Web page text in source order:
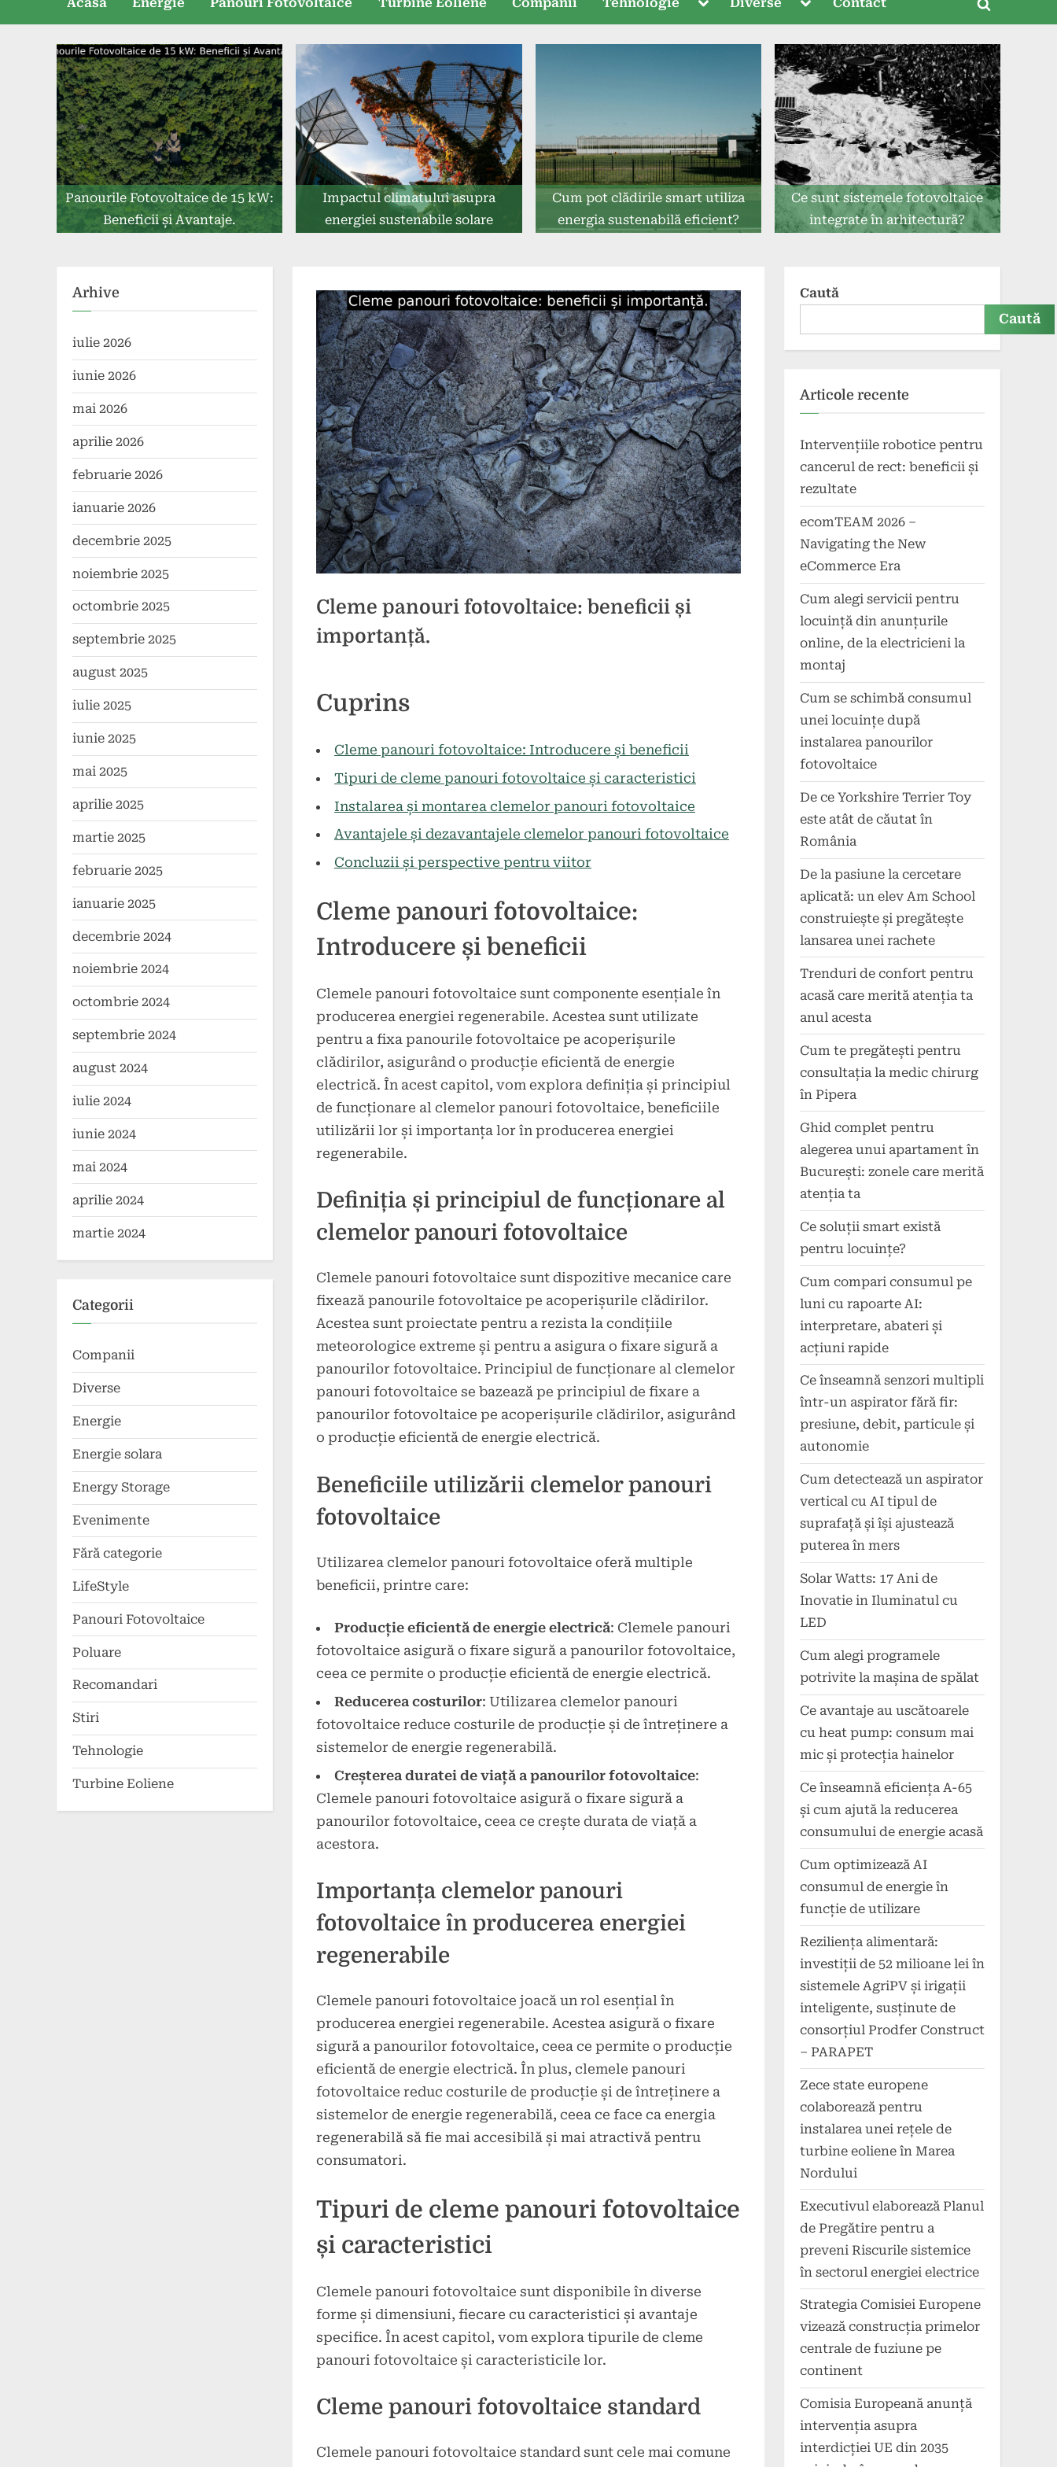
menu
menu
Toggle
form
Panourile Fotovoltaice de 15 kW:
Beneficii și Avantaje.
Impactul climatului asupra
energiei sustenabile solare
Cum pot clădirile smart utiliza
energia sustenabilă eficient?
Ce sunt sistemele fotovoltaice
integrate în arhitectură?
Cleme panouri fotovoltaice: beneficii și
importanță.
on
mai
comentariula
panouri
beneficii
și
importanță.
Cuprins
Cleme panouri fotovoltaice: Introducere și beneficii
Tipuri de cleme panouri fotovoltaice și caracteristici
Instalarea și montarea clemelor panouri fotovoltaice
Avantajele și dezavantajele clemelor panouri fotovoltaice
Concluzii și perspective pentru viitor
Cleme panouri fotovoltaice:
Introducere și beneficii
Clemele panouri fotovoltaice sunt componente esențiale în
producerea energiei regenerabile. Acestea sunt utilizate
pentru a fixa panourile fotovoltaice pe acoperișurile
clădirilor, asigurând o producție eficientă de energie
electrică. În acest capitol, vom explora definiția și principiul
de funcționare al clemelor panouri fotovoltaice, beneficiile
utilizării lor și importanța lor în producerea energiei
regenerabile.
Definiția și principiul de funcționare al
clemelor panouri fotovoltaice
Clemele panouri fotovoltaice sunt dispozitive mecanice care
fixează panourile fotovoltaice pe acoperișurile clădirilor.
Acestea sunt proiectate pentru a rezista la condițiile
meteorologice extreme și pentru a asigura o fixare sigură a
panourilor fotovoltaice. Principiul de funcționare al clemelor
panouri fotovoltaice se bazează pe principiul de fixare a
panourilor fotovoltaice pe acoperișurile clădirilor, asigurând
o producție eficientă de energie electrică.
Beneficiile utilizării clemelor panouri
fotovoltaice
Utilizarea clemelor panouri fotovoltaice oferă multiple
beneficii, printre care:
Producție eficientă de energie electrică: Clemele panouri
fotovoltaice asigură o fixare sigură a panourilor fotovoltaice,
ceea ce permite o producție eficientă de energie electrică.
Reducerea costurilor: Utilizarea clemelor panouri
fotovoltaice reduce costurile de producție și de întreținere a
sistemelor de energie regenerabilă.
Creșterea duratei de viață a panourilor fotovoltaice:
Clemele panouri fotovoltaice asigură o fixare sigură a
panourilor fotovoltaice, ceea ce crește durata de viață a
acestora.
Importanța clemelor panouri
fotovoltaice în producerea energiei
regenerabile
Clemele panouri fotovoltaice joacă un rol esențial în
producerea energiei regenerabile. Acestea asigură o fixare
sigură a panourilor fotovoltaice, ceea ce permite o producție
eficientă de energie electrică. În plus, clemele panouri
fotovoltaice reduc costurile de producție și de întreținere a
sistemelor de energie regenerabilă, ceea ce face ca energia
regenerabilă să fie mai accesibilă și mai atractivă pentru
consumatori.
Tipuri de cleme panouri fotovoltaice
și caracteristici
Clemele panouri fotovoltaice sunt disponibile în diverse
forme și dimensiuni, fiecare cu caracteristici și avantaje
specifice. În acest capitol, vom explora tipurile de cleme
panouri fotovoltaice și caracteristicile lor.
Cleme panouri fotovoltaice standard
Clemele panouri fotovoltaice standard sunt cele mai comune
Arhive
iulie 2026
iunie 2026
mai 2026
aprilie 2026
februarie 2026
ianuarie 2026
decembrie 2025
noiembrie 2025
octombrie 2025
septembrie 2025
august 2025
iulie 2025
iunie 2025
mai 2025
aprilie 2025
martie 2025
februarie 2025
ianuarie 2025
decembrie 2024
noiembrie 2024
octombrie 2024
septembrie 2024
august 2024
iulie 2024
iunie 2024
mai 2024
aprilie 2024
martie 2024
Categorii
Companii
Diverse
Energie
Energie solara
Energy Storage
Evenimente
Fără categorie
LifeStyle
Panouri Fotovoltaice
Poluare
Recomandari
Stiri
Tehnologie
Turbine Eoliene
Caută
Caută
Articole recente
Intervențiile robotice pentru
cancerul de rect: beneficii și
rezultate
ecomTEAM 2026 –
Navigating the New
eCommerce Era
Cum alegi servicii pentru
locuință din anunțurile
online, de la electricieni la
montaj
Cum se schimbă consumul
unei locuințe după
instalarea panourilor
fotovoltaice
De ce Yorkshire Terrier Toy
este atât de căutat în
România
De la pasiune la cercetare
aplicată: un elev Am School
construiește și pregătește
lansarea unei rachete
Trenduri de confort pentru
acasă care merită atenția ta
anul acesta
Cum te pregătești pentru
consultația la medic chirurg
în Pipera
Ghid complet pentru
alegerea unui apartament în
București: zonele care merită
atenția ta
Ce soluții smart există
pentru locuințe?
Cum compari consumul pe
luni cu rapoarte AI:
interpretare, abateri și
acțiuni rapide
Ce înseamnă senzori multipli
într-un aspirator fără fir:
presiune, debit, particule și
autonomie
Cum detectează un aspirator
vertical cu AI tipul de
suprafață și își ajustează
puterea în mers
Solar Watts: 17 Ani de
Inovatie in Iluminatul cu
LED
Cum alegi programele
potrivite la mașina de spălat
Ce avantaje au uscătoarele
cu heat pump: consum mai
mic și protecția hainelor
Ce înseamnă eficiența A-65
și cum ajută la reducerea
consumului de energie acasă
Cum optimizează AI
consumul de energie în
funcție de utilizare
Reziliența alimentară:
investiții de 52 milioane lei în
sistemele AgriPV și irigații
inteligente, susținute de
consorțiul Prodfer Construct
– PARAPET
Zece state europene
colaborează pentru
instalarea unei rețele de
turbine eoliene în Marea
Nordului
Executivul elaborează Planul
de Pregătire pentru a
preveni Riscurile sistemice
în sectorul energiei electrice
Strategia Comisiei Europene
vizează construcția primelor
centrale de fuziune pe
continent
Comisia Europeană anunță
intervenția asupra
interdicției UE din 2035